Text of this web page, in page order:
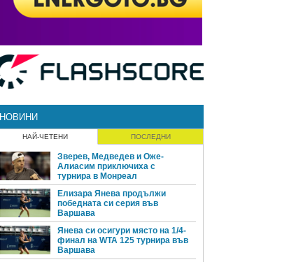
НОВИНИ
НАЙ-ЧЕТЕНИ ПОСЛЕДНИ
Зверев, Медведев и Оже-
Алиасим приключиха с
турнира в Монреал
Елизара Янева продължи
победната си серия във
Варшава
Янева си осигури място на 1/4-
финал на WTA 125 турнира във
Варшава